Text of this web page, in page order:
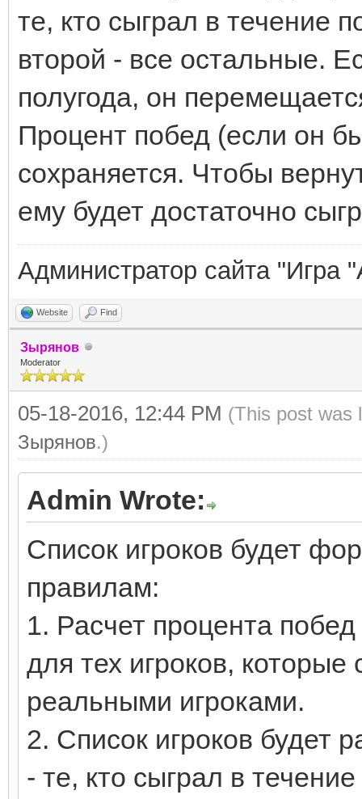
те, кто сыграл в течение
второй - все остальные.
полугода, он
Процент побед (если он
сохраняется. Чтобы
ему будет достаточно
Администратор сайта "Игра
Website Find
Зырянов
Moderator
05-18-2016, 12:44 PM (This post was
Зырянов.)
Admin Wrote:
Список игроков будет
правилам:
1. Расчет процента
для тех игроков,
реальными игроками.
2. Список игроков будет
- те, кто сыграл в